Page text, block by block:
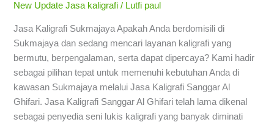
New Update Jasa kaligrafi / Lutfi paul
Jasa Kaligrafi Sukmajaya Apakah Anda berdomisili di
Sukmajaya dan sedang mencari layanan kaligrafi yang
bermutu, berpengalaman, serta dapat dipercaya? Kami hadir
sebagai pilihan tepat untuk memenuhi kebutuhan Anda di
kawasan Sukmajaya melalui Jasa Kaligrafi Sanggar Al
Ghifari. Jasa Kaligrafi Sanggar Al Ghifari telah lama dikenal
sebagai penyedia seni lukis kaligrafi yang banyak diminati